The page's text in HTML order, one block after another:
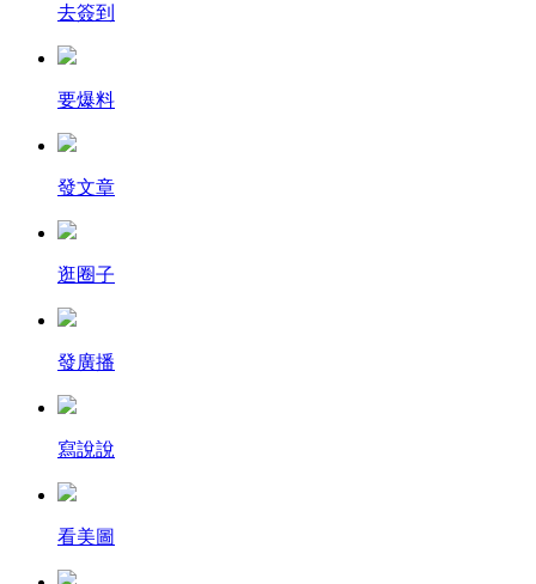
去簽到
要爆料
發文章
逛圈子
發廣播
寫說說
看美圖